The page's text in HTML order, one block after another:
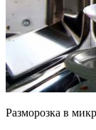
Разморозка в